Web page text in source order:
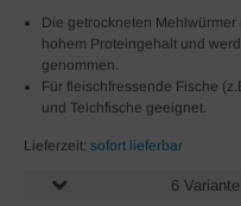
Die getrockneten
hohem Proteingehalt und
genommen.
Für fleischfressende Fische
und Teichfische geeignet.
Lieferzeit: sofort lieferbar
6